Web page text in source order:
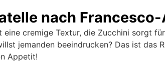
nach
cremige Textur, die Zucchini sorgt
jemanden beeindrucken? Das ist das
Appetit!